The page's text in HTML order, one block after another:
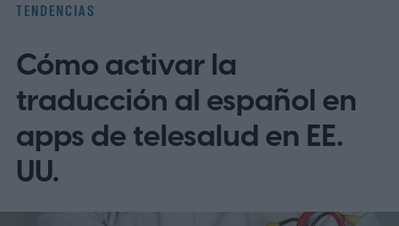
TENDENCIAS
Cómo activar la
traducción al español en
apps de telesalud en EE.
UU.